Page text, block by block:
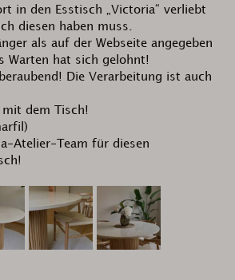
in den Esstisch „Victoria“ verliebt
diesen haben muss.
als auf der Webseite angegeben
Warten hat sich gelohnt!
Die Verarbeitung ist auch
mit dem Tisch!
Atelier-Team für diesen